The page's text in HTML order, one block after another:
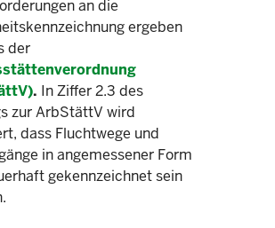
an die
ergeben
der
. In Ziffer 2.3 des
zur ArbStättV wird
dass Fluchtwege und
in angemessener Form
gekennzeichnet sein